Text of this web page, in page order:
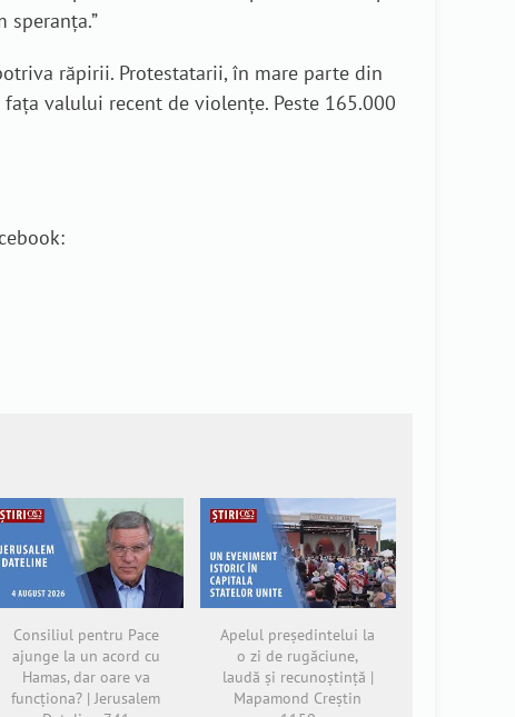
speranța.”
răpirii. Protestatarii, în mare parte din
valului recent de violențe. Peste 165.000
Consiliul pentru Pace
ajunge la un acord cu
Hamas, dar oare va
funcționa? | Jerusalem
Apelul președintelui la
o zi de rugăciune,
laudă și recunoștință |
Mapamond Creștin